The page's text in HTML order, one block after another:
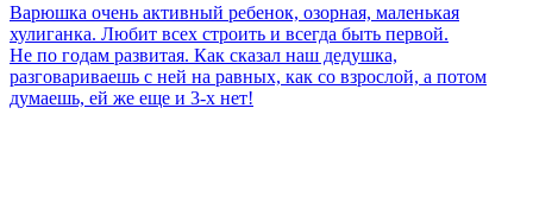
Варюшка очень активный ребенок, озорная, маленькая
хулиганка. Любит всех строить и всегда быть первой.
Не по годам развитая. Как сказал наш дедушка,
разговариваешь с ней на равных, как со взрослой, а потом
думаешь, ей же еще и 3-х нет!